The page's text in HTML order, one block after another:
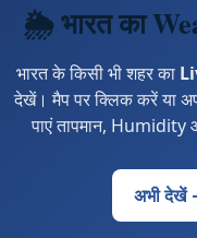
🌦 भारत का
भारत के किसी भी शहर का
देखें। मैप पर क्लिक करें या
पाएं तापमान, Humidity
अभी देखें